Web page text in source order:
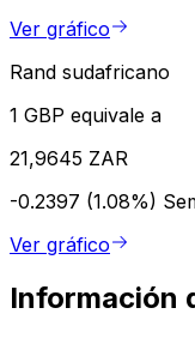
Ver gráfico
Rand sudafricano
1 GBP equivale a
21,9645 ZAR
-0.2397 (1.08%)
Ver gráfico
Información